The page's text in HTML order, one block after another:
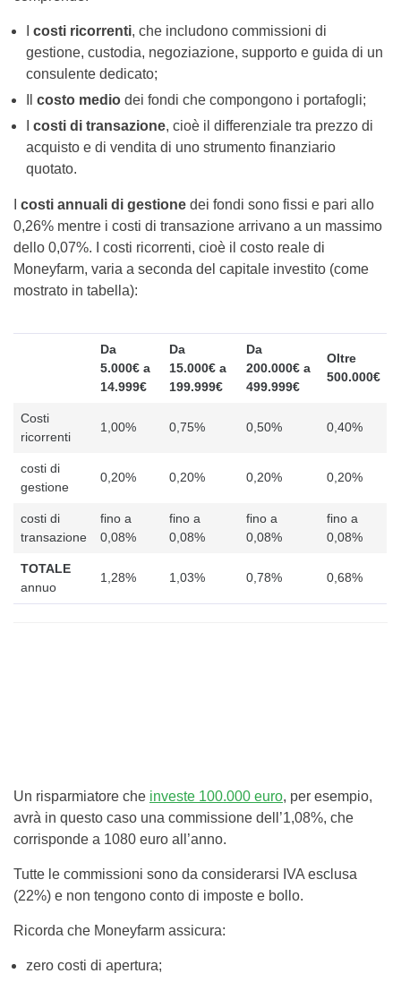
costi ricorrenti, che includono commissioni di
gestione, custodia, negoziazione, supporto e guida di un
consulente dedicato;
costo medio dei fondi che compongono i portafogli;
costi di transazione, cioè il differenziale tra prezzo di
acquisto e di vendita di uno strumento finanziario
quotato.
costi annuali di gestione dei fondi sono fissi e pari allo
0,26% mentre i costi di transazione arrivano a un massimo
dello 0,07%. I costi ricorrenti, cioè il costo reale di
Moneyfarm, varia a seconda del capitale investito (come
mostrato in tabella):
Da
5.000€ a
14.999€
Da
15.000€ a
199.999€
Da
200.000€ a
499.999€
Oltre
500.000€
Costi
ricorrenti
1,00% 0,75% 0,50% 0,40%
costi di
gestione
0,20% 0,20% 0,20% 0,20%
costi di
transazione
fino a
0,08%
fino a
0,08%
fino a
0,08%
fino a
0,08%
TOTALE
annuo
1,28% 1,03% 0,78% 0,68%
Un risparmiatore che investe 100.000 euro, per esempio,
avrà in questo caso una commissione dell’1,08%, che
corrisponde a 1080 euro all’anno.
Tutte le commissioni sono da considerarsi IVA esclusa
(22%) e non tengono conto di imposte e bollo.
Ricorda che Moneyfarm assicura:
zero costi di apertura;